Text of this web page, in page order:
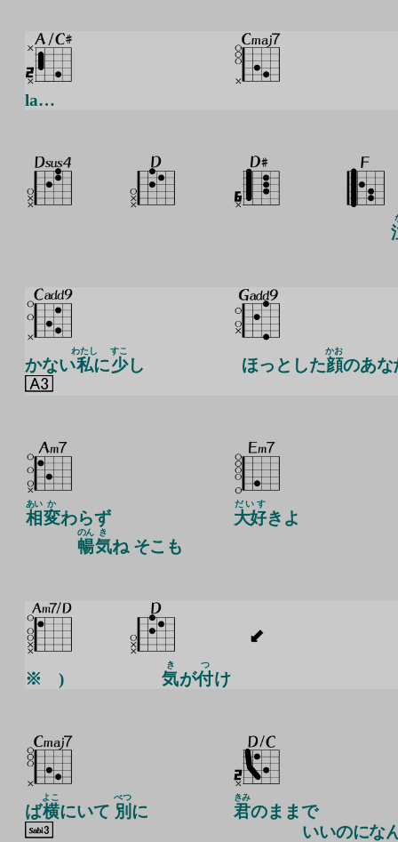
la…
かない私
わたし
に少
すこ
し ほっとした顔
かお
のあな
相
あい
変
か
わらず
暢
のん
気
き
ね そこも
大好
だいす
きよ
※ ) 気
き
が付
つ
け
ば横
よこ
にいて 別
べつ
に 君
きみ
のままで
いいのにな